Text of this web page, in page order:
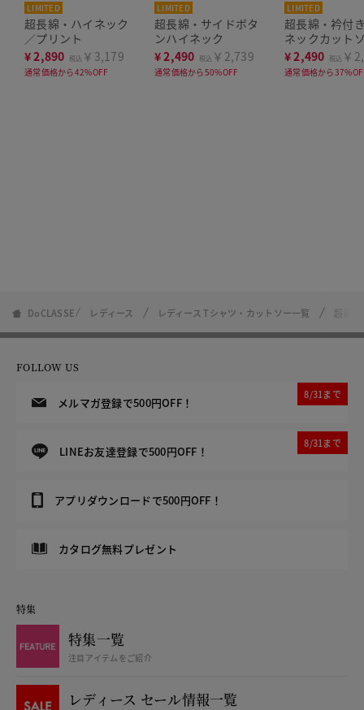
LIMITED
超長綿・ハイネック
／プリント
¥2,890 税込 ￥3,179
通常価格から42%OFF
LIMITED
超長綿・サイドボタ
ンハイネック
¥2,490 税込 ￥2,739
通常価格から50%OFF
LIMITED
超長綿・衿付
ネックカット
¥2,490 税込 ￥
通常価格から
DoCLASSE レディース レディース Tシャツ・カットソー一覧 超長
FOLLOW US
メルマガ登録で500円OFF！
8/31まで
LINEお友達登録で500円OFF！
8/31まで
アプリダウンロードで500円OFF！
カタログ無料プレゼント
特集
特集一覧
注目アイテムをご紹介
レディース セール情報一覧